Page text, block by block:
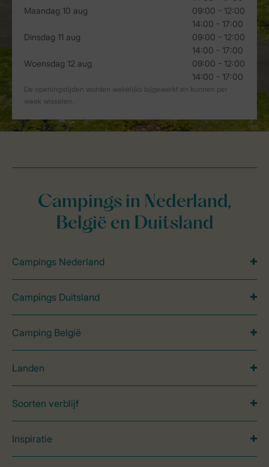
Campings in Nederland,
België en Duitsland
Campings Nederland
Campings Duitsland
Camping België
Landen
Soorten verblijf
Inspiratie